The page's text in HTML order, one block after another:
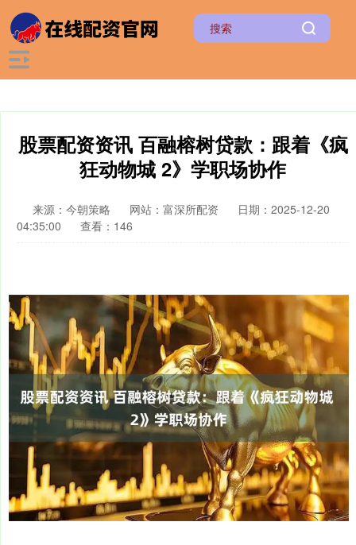
股票配资资讯 百融榕树贷款：跟着《疯
狂动物城 2》学职场协作
来源：今朝策略 网站：富深所配资
日期：2025-12-20
04:35:00
查看：146